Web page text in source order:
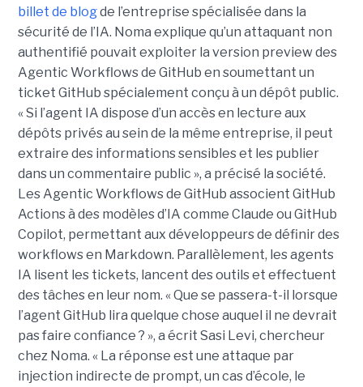
billet de blogde l’entreprise spécialisée dans la
sécurité de l’IA. Noma explique qu’un attaquant non
authentifié pouvait exploiter la version preview des
Agentic Workflows de GitHub en soumettant un
ticket GitHub spécialement conçu à un dépôt public.
« Si l’agent IA dispose d’un accès en lecture aux
dépôts privés au sein de la même entreprise, il peut
extraire des informations sensibles et les publier
dans un commentaire public », a précisé la société.
Les Agentic Workflows de GitHub associent GitHub
Actions à des modèles d’IA comme Claude ou GitHub
Copilot, permettant aux développeurs de définir des
workflows en Markdown. Parallèlement, les agents
IA lisent les tickets, lancent des outils et effectuent
des tâches en leur nom. « Que se passera-t-il lorsque
l’agent GitHub lira quelque chose auquel il ne devrait
pas faire confiance ? », a écrit Sasi Levi, chercheur
chez Noma. « La réponse est une attaque par
injection indirecte de prompt, un cas d’école, le